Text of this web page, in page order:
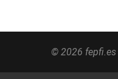
© 2026 fepfi.es